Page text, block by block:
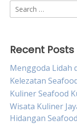
Search
for:
Recent Posts
Menggoda Lidah
Kelezatan
Kuliner Seafood
Wisata Kuliner
Hidangan Seafood